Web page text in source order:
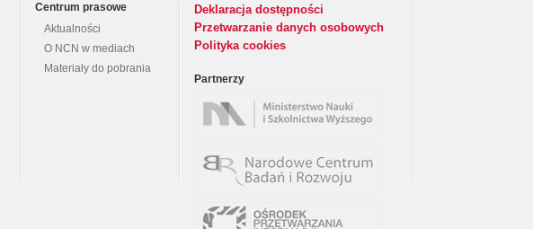
Centrum prasowe
Aktualności
O NCN w mediach
Materiały do pobrania
Deklaracja dostępności
Przetwarzanie danych osobowych
Polityka cookies
Partnerzy